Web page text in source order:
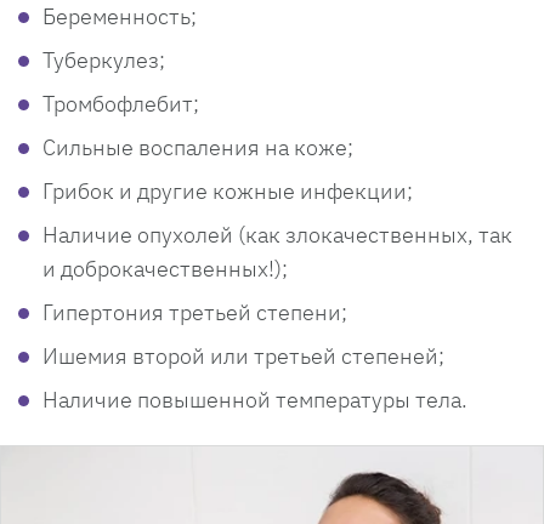
Беременность;
Туберкулез;
Тромбофлебит;
Сильные воспаления на коже;
Грибок и другие кожные инфекции;
Наличие опухолей (как злокачественных, так
и доброкачественных!);
Гипертония третьей степени;
Ишемия второй или третьей степеней;
Наличие повышенной температуры тела.